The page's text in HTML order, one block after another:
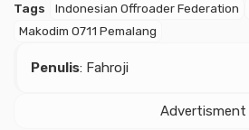
Tags Indonesian Offroader Federation
Makodim 0711 Pemalang
Penulis: Fahroji
Advertisment